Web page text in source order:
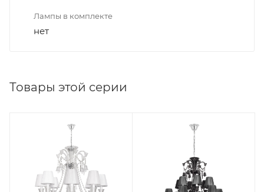
Лампы в комплекте
нет
Товары этой серии